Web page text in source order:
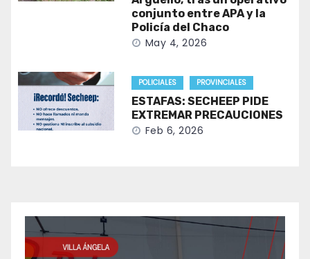
conjunto entre APA y la
Policía del Chaco
May 4, 2026
POLICIALES PROVINCIALES
ESTAFAS: SECHEEP PIDE
EXTREMAR PRECAUCIONES
Feb 6, 2026